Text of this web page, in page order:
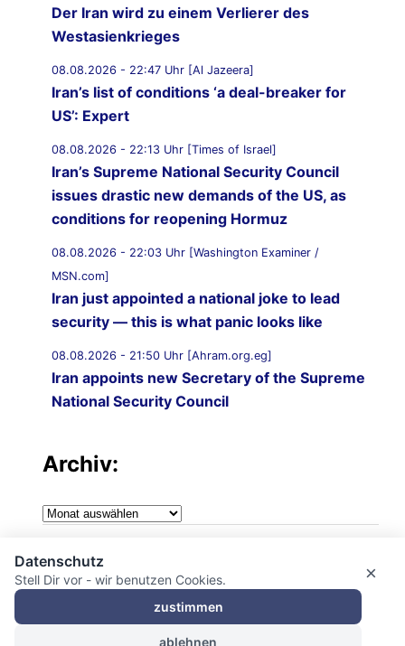
Der Iran wird zu einem Verlierer des
Westasienkrieges
08.08.2026 - 22:47 Uhr [Al Jazeera]
Iran’s list of conditions ‘a deal-breaker for
US’: Expert
08.08.2026 - 22:13 Uhr [Times of Israel]
Iran’s Supreme National Security Council
issues drastic new demands of the US, as
conditions for reopening Hormuz
08.08.2026 - 22:03 Uhr [Washington Examiner /
MSN.com]
Iran just appointed a national joke to lead
security — this is what panic looks like
08.08.2026 - 21:50 Uhr [Ahram.org.eg]
Iran appoints new Secretary of the Supreme
National Security Council
Vessel struck off coast of Oman: UKMTO
Saudi Arabia strongly condemns Iranian
08.08.2026 - 21:10 Uhr [Al Jazeera]
Qatar condemns Iranian attack on UAE
tanker in Hormuz
Archiv:
Archiv:
Impressum
Datenschutzerklärung
×
Datenschutz
Stell Dir vor - wir benutzen Cookies.
zustimmen
ablehnen